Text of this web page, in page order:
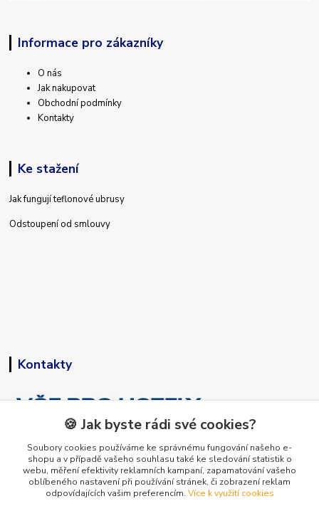
Informace pro zákazníky
O nás
Jak nakupovat
Obchodní podmínky
Kontakty
Ke stažení
Jak fungují teflonové ubrusy
Odstoupení od smlouvy
Kontakty
+420 773 794 023
Pondělí-pátek 9-15 hodin
🍪 Jak byste rádi své cookies?
Soubory cookies používáme ke správnému fungování našeho e-
shopu a v případě vašeho souhlasu také ke sledování statistik o
webu, měření efektivity reklamních kampaní, zapamatování vašeho
oblíbeného nastavení při používání stránek, či zobrazení reklam
odpovídajících vašim preferencím. Více k využití cookies